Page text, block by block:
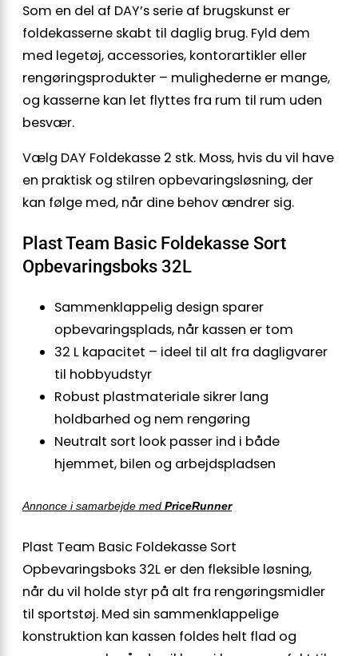
Som en del af DAY’s serie af brugskunst er
foldekasserne skabt til daglig brug. Fyld dem
med legetøj, accessories, kontorartikler eller
rengøringsprodukter – mulighederne er mange,
og kasserne kan let flyttes fra rum til rum uden
besvær.
Vælg DAY Foldekasse 2 stk. Moss, hvis du vil have
en praktisk og stilren opbevaringsløsning, der
kan følge med, når dine behov ændrer sig.
Plast Team Basic Foldekasse Sort
Opbevaringsboks 32L
Sammenklappelig design sparer
opbevaringsplads, når kassen er tom
32 L kapacitet – ideel til alt fra dagligvarer
til hobbyudstyr
Robust plastmateriale sikrer lang
holdbarhed og nem rengøring
Neutralt sort look passer ind i både
hjemmet, bilen og arbejdspladsen
Annonce i samarbejde med PriceRunner
Plast Team Basic Foldekasse Sort
Opbevaringsboks 32L er den fleksible løsning,
når du vil holde styr på alt fra rengøringsmidler
til sportstøj. Med sin sammenklappelige
konstruktion kan kassen foldes helt flad og